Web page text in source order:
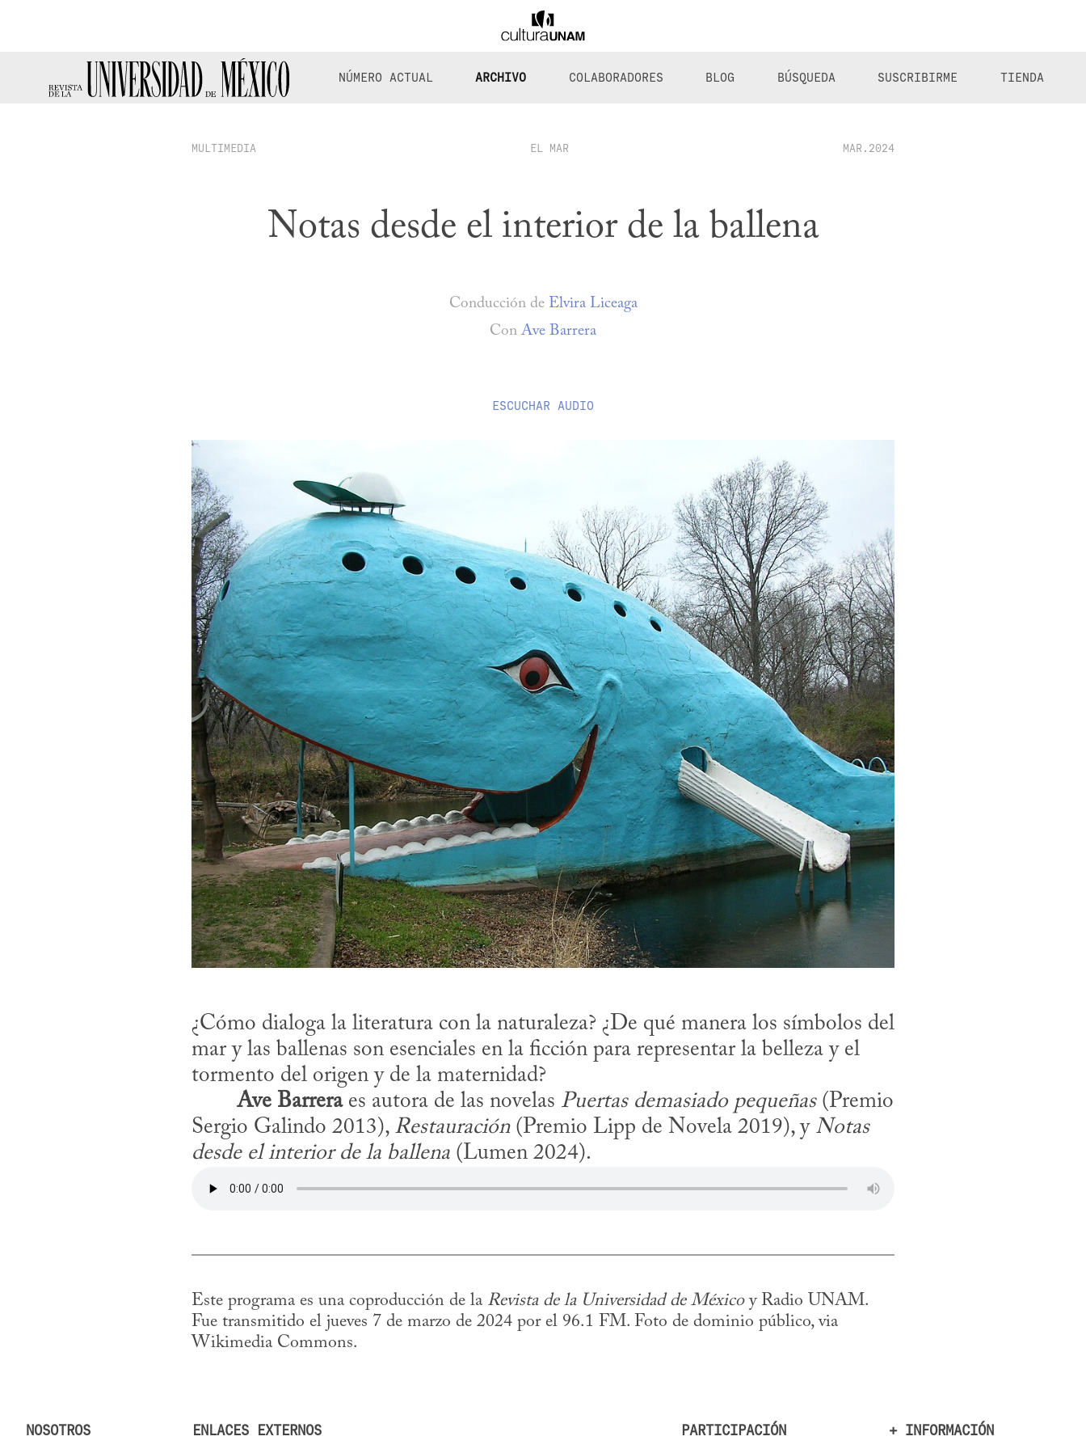
NÚMERO ACTUAL ARCHIVO COLABORADORES BLOG BÚSQUEDA SUSCRIBIRME TIENDA
MULTIMEDIA EL MAR MAR.2024
Notas desde el interior de la ballena
Conducción de Elvira Liceaga
Con Ave Barrera
ESCUCHAR AUDIO
¿Cómo dialoga la literatura con la naturaleza? ¿De qué manera los símbolos del
mar y las ballenas son esenciales en la ficción para representar la belleza y el
tormento del origen y de la maternidad?
Ave Barrera es autora de las novelas Puertas demasiado pequeñas (Premio
Sergio Galindo 2013), Restauración (Premio Lipp de Novela 2019), y Notas
desde el interior de la ballena (Lumen 2024).
Este programa es una coproducción de la Revista de la Universidad de México y Radio UNAM.
Fue transmitido el jueves 7 de marzo de 2024 por el 96.1 FM. Foto de dominio público, via
Wikimedia Commons.
NOSOTROS ENLACES EXTERNOS PARTICIPACIÓN + INFORMACIÓN